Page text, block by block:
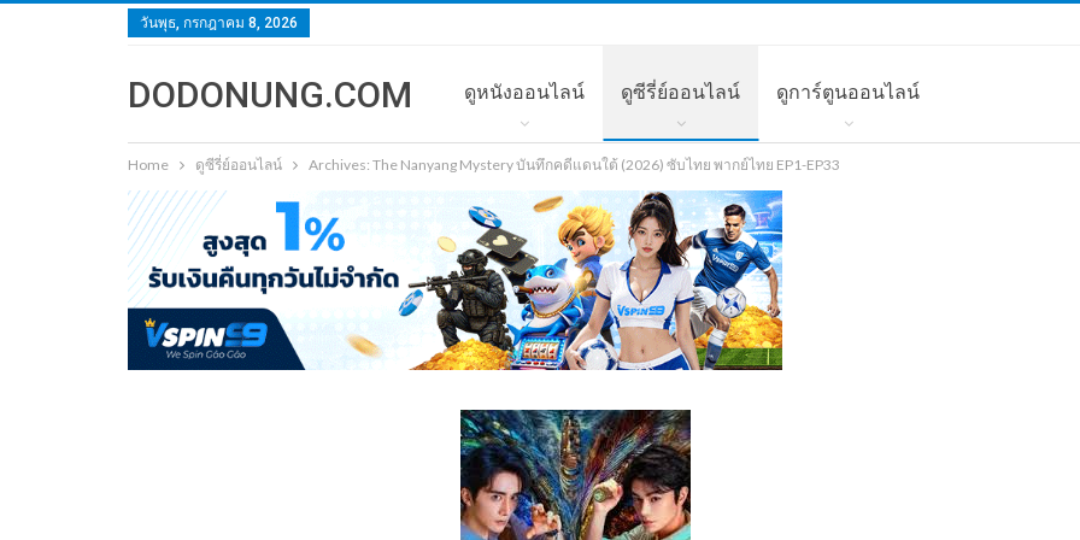
วันพุธ, กรกฎาคม 8, 2026
DODONUNG.COM ดูหนังออนไลน์ ดูซีรี่ย์ออนไลน์ ดูการ์ตูนออนไลน์
Home ดูซีรี่ย์ออนไลน์ Archives: The Nanyang Mystery บันทึกคดีแดนใต้ (2026) ซับไทย พากย์ไทย EP1-EP33